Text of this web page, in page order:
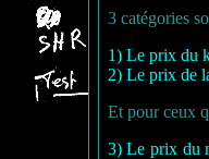
3 catégories
1) Le prix du
2) Le prix de
Et pour ceux
3) Le prix du